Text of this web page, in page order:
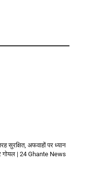
सुरक्षित, अफवाहों पर ध्यान
गोयल | 24 Ghante News